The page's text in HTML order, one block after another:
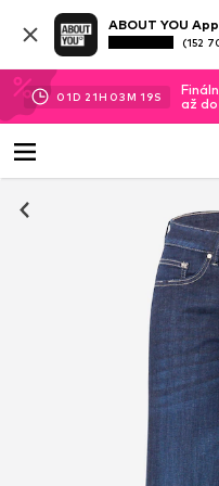
ABOUT YOU App
(152
01D 21H 03M 18S
až